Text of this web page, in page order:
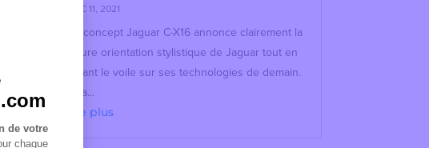
DÉC 11, 2021
Le concept Jaguar C-X16 annonce clairement la
future orientation stylistique de Jaguar tout en
levant le voile sur ses technologies de demain.
« La...
lire plus